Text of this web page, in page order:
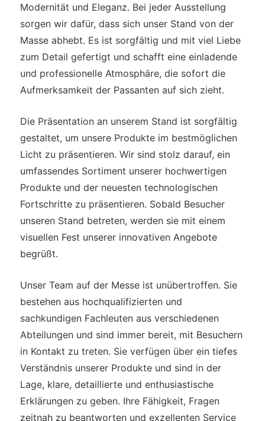
Modernität und Eleganz. Bei jeder Ausstellung
sorgen wir dafür, dass sich unser Stand von der
Masse abhebt. Es ist sorgfältig und mit viel Liebe
zum Detail gefertigt und schafft eine einladende
und professionelle Atmosphäre, die sofort die
Aufmerksamkeit der Passanten auf sich zieht.
Die Präsentation an unserem Stand ist sorgfältig
gestaltet, um unsere Produkte im bestmöglichen
Licht zu präsentieren. Wir sind stolz darauf, ein
umfassendes Sortiment unserer hochwertigen
Produkte und der neuesten technologischen
Fortschritte zu präsentieren. Sobald Besucher
unseren Stand betreten, werden sie mit einem
visuellen Fest unserer innovativen Angebote
begrüßt.
Unser Team auf der Messe ist unübertroffen. Sie
bestehen aus hochqualifizierten und
sachkundigen Fachleuten aus verschiedenen
Abteilungen und sind immer bereit, mit Besuchern
in Kontakt zu treten. Sie verfügen über ein tiefes
Verständnis unserer Produkte und sind in der
Lage, klare, detaillierte und enthusiastische
Erklärungen zu geben. Ihre Fähigkeit, Fragen
zeitnah zu beantworten und exzellenten Service